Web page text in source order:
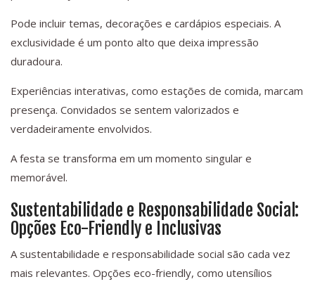
Pode incluir temas, decorações e cardápios especiais. A
exclusividade é um ponto alto que deixa impressão
duradoura.
Experiências interativas, como estações de comida, marcam
presença. Convidados se sentem valorizados e
verdadeiramente envolvidos.
A festa se transforma em um momento singular e
memorável.
Sustentabilidade e Responsabilidade Social:
Opções Eco-Friendly e Inclusivas
A sustentabilidade e responsabilidade social são cada vez
mais relevantes. Opções eco-friendly, como utensílios